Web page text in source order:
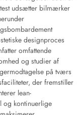
udsætter bilmærker
designproces
omfattende
og studier af
på tværs
der fremstiller
lean-
og kontinuerlige